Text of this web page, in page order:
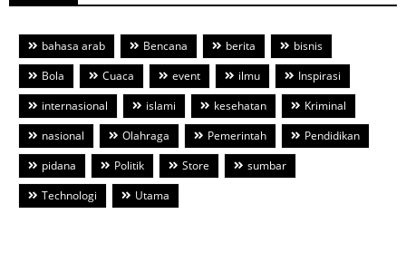
bahasa arab Bencana berita
bisnis
Bola
Cuaca event ilmu
Inspirasi
internasional
islami kesehatan
Kriminal
nasional
Olahraga Pemerintah
Pendidikan
pidana
Politik Store
sumbar
Technologi
Utama